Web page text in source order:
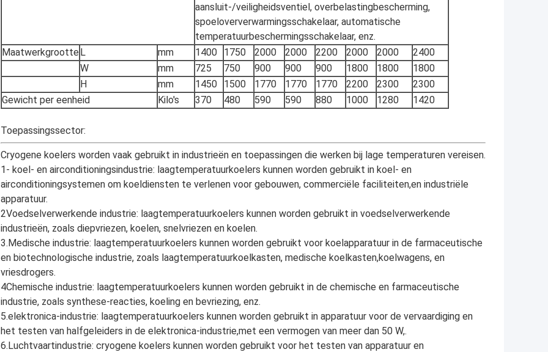
aansluit-/veiligheidsventiel, overbelastingbescherming,
spoeloververwarmingsschakelaar, automatische
temperatuurbeschermingsschakelaar, enz.
Maatwerkgrootte L mm 1400 1750 2000 2000 2200 2000 2000
2400
W
mm 725 750 900 900 900 1800 1800
1800
H
mm 1450 1500 1770 1770 1770 2200 2300
2300
Gewicht per eenheid
Kilo's 370 480 590 590 880 1000 1280 1420
Toepassingssector:
Cryogene koelers worden vaak gebruikt in industrieën en toepassingen die werken bij lage temperaturen vereisen.
1- koel- en airconditioningsindustrie: laagtemperatuurkoelers kunnen worden gebruikt in koel- en
airconditioningsystemen om koeldiensten te verlenen voor gebouwen, commerciële faciliteiten,en industriële
apparatuur.
2Voedselverwerkende industrie: laagtemperatuurkoelers kunnen worden gebruikt in voedselverwerkende
industrieën, zoals diepvriezen, koelen, snelvriezen en koelen.
3.Medische industrie: laagtemperatuurkoelers kunnen worden gebruikt voor koelapparatuur in de farmaceutische
en biotechnologische industrie, zoals laagtemperatuurkoelkasten, medische koelkasten,koelwagens, en
vriesdrogers.
4Chemische industrie: laagtemperatuurkoelers kunnen worden gebruikt in de chemische en farmaceutische
industrie, zoals synthese-reacties, koeling en bevriezing, enz.
5.elektronica-industrie: laagtemperatuurkoelers kunnen worden gebruikt in apparatuur voor de vervaardiging en
het testen van halfgeleiders in de elektronica-industrie,met een vermogen van meer dan 50 W,.
6.Luchtvaartindustrie: cryogene koelers kunnen worden gebruikt voor het testen van apparatuur en